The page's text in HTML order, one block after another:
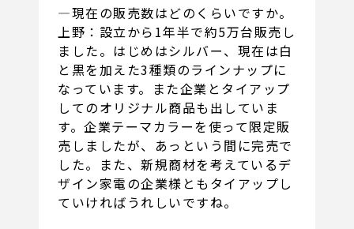
―現在の販売数はどのくらいですか。
上野：設立から1年半で約5万台販売し
ました。はじめはシルバー、現在は白
と黒を加えた3種類のラインナップに
なっています。また企業とタイアップ
してのオリジナル商品も出していま
す。企業テーマカラーを使って限定販
売しましたが、あっという間に完売で
した。また、新規商材を考えているデ
ザイン家電の企業様ともタイアップし
ていければうれしいですね。